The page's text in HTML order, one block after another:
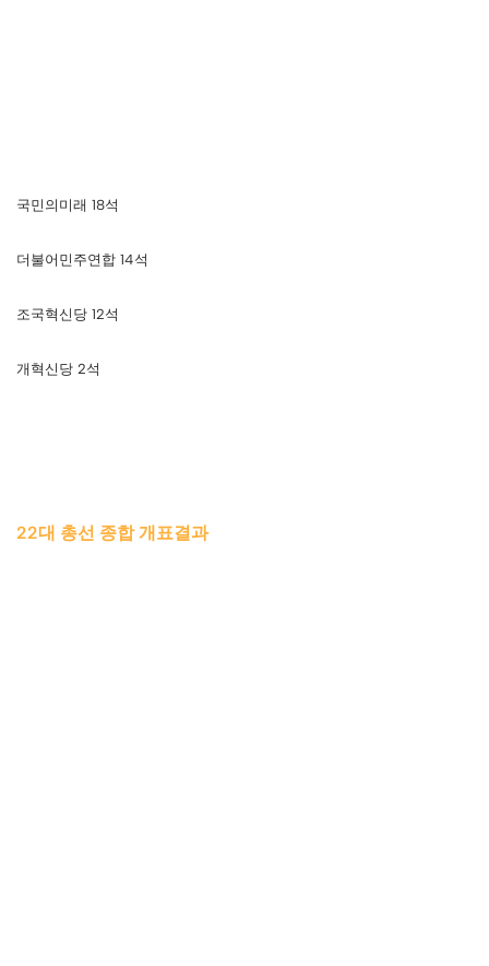
국민의미래 18석
더불어민주연합 14석
조국혁신당 12석
개혁신당 2석
22대 총선 종합 개표결과